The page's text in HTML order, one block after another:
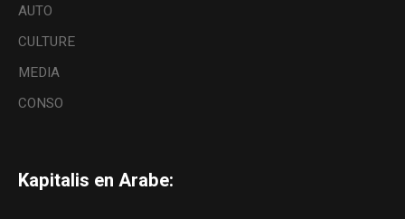
AUTO
CULTURE
MEDIA
CONSO
Kapitalis en Arabe: